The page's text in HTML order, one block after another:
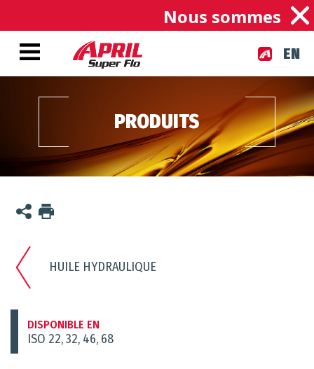
Nous sommes
EN
PRODUITS
HUILE HYDRAULIQUE
DISPONIBLE EN
ISO 22, 32, 46, 68